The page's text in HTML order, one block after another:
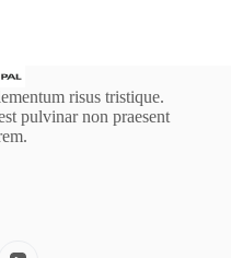
risus tristique.
pulvinar non praesent